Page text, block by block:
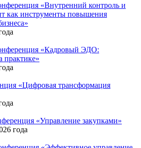
«Внутренний контроль и
как инструменты повышения
«Кадровый ЭДО:
практике»
«Цифровая трансформация
«Управление закупками»
года